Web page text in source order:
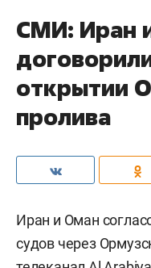
СМИ: Иран
открытии
пролива
Иран и Оман
судов через